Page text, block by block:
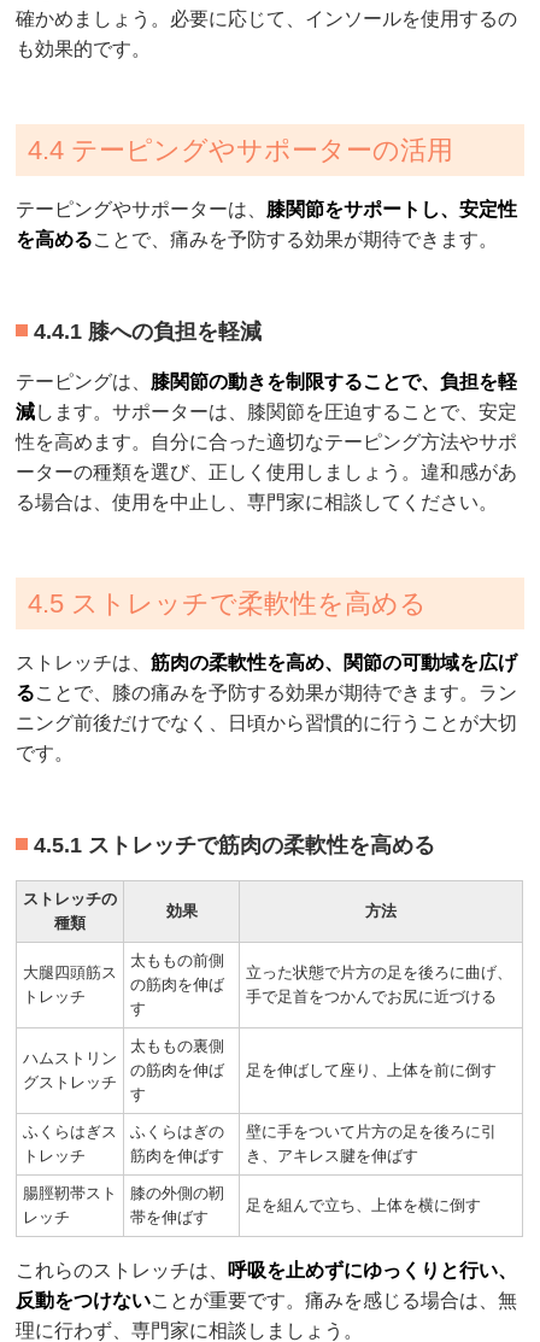
確かめましょう。必要に応じて、インソールを使用するの
も効果的です。
4.4 テーピングやサポーターの活用
テーピングやサポーターは、 膝関節をサポートし、安定性
を高めることで、痛みを予防する効果が期待できます。
4.4.1 膝への負担を軽減
テーピングは、 膝関節の動きを制限することで、負担を軽
減します。サポーターは、膝関節を圧迫することで、安定
性を高めます。自分に合った適切なテーピング方法やサポ
ーターの種類を選び、正しく使用しましょう。違和感があ
る場合は、使用を中止し、専門家に相談してください。
4.5 ストレッチで柔軟性を高める
ストレッチは、筋肉の柔軟性を高め、関節の可動域を広げ
ることで、膝の痛みを予防する効果が期待できます。ラン
ニング前後だけでなく、日頃から習慣的に行うことが大切
です。
4.5.1 ストレッチで筋肉の柔軟性を高める
ストレッチの
種類
効果 方法
大腿四頭筋ス
トレッチ
太ももの前側
の筋肉を伸ば
す
立った状態で片方の足を後ろに曲げ、
手で足首をつかんでお尻に近づける
ハムストリン
グストレッチ
太ももの裏側
の筋肉を伸ば
す
足を伸ばして座り、上体を前に倒す
ふくらはぎス
トレッチ
ふくらはぎの
筋肉を伸ばす
壁に手をついて片方の足を後ろに引
き、アキレス腱を伸ばす
腸脛靭帯スト
レッチ
膝の外側の靭
帯を伸ばす
足を組んで立ち、上体を横に倒す
これらのストレッチは、 呼吸を止めずにゆっくりと行い、
反動をつけないことが重要です。痛みを感じる場合は、無
理に行わず、専門家に相談しましょう。